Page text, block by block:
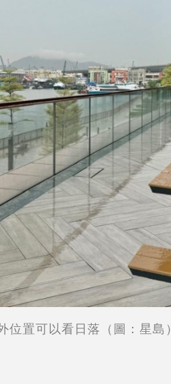
位置可以看日落（圖：星島）